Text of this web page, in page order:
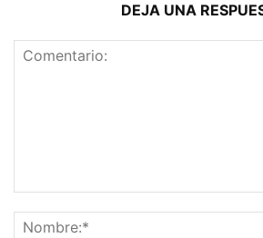
DEJA UNA